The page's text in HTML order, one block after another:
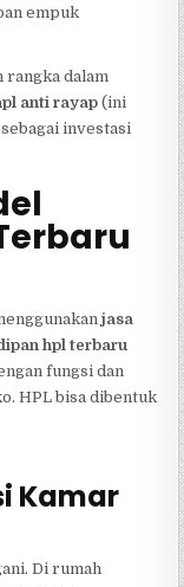
empuk
rangka dalam
anti rayap (ini
investasi
jasa
hpl terbaru
fungsi dan
HPL bisa dibentuk
Kamar
Di rumah